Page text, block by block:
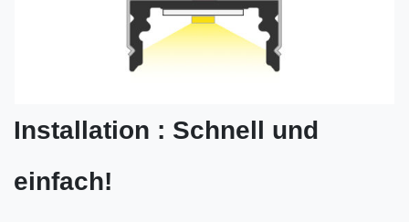
Installation : Schnell und
einfach!